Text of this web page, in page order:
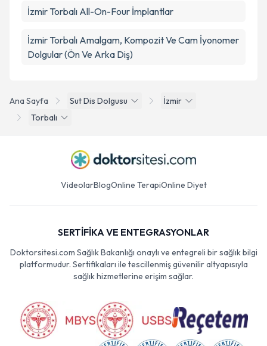
Ana Sayfa Sut Dis Dolgusu
İzmir
Torbalı
İzmir Torbalı All-On-Four İmplantlar
İzmir Torbalı Amalgam, Kompozit Ve Cam İyonomer
Dolgular (Ön Ve Arka Diş)
VideolarBlogOnline TerapiOnline Diyet
SERTİFİKA VE ENTEGRASYONLAR
Doktorsitesi.com Sağlık Bakanlığı onaylı ve entegreli bir sağlık bilgi
platformudur. Sertifikaları ile tescillenmiş güvenilir altyapısıyla
sağlık hizmetlerine erişim sağlar.